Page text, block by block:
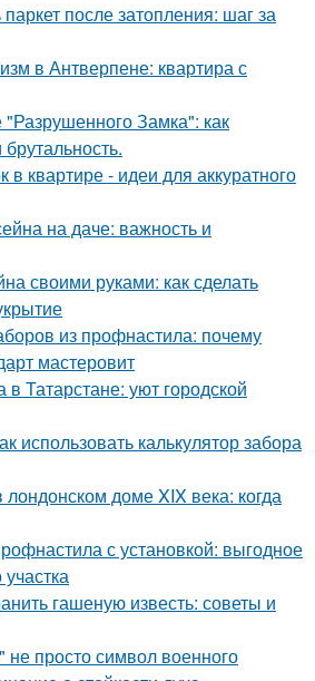
паркет после затопления: шаг за
в Антверпене: квартира с
"Разрушенного Замка": как
в квартире - идеи для аккуратного
на даче: важность и
своими руками: как сделать
из профнастила: почему
мастеровит
в Татарстане: уют городской
использовать калькулятор забора
доме XIX века: когда
с установкой: выгодное
гашеную известь: советы и
просто символ военного